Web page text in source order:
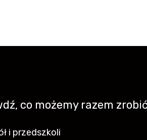
co możemy razem
i przedszkoli